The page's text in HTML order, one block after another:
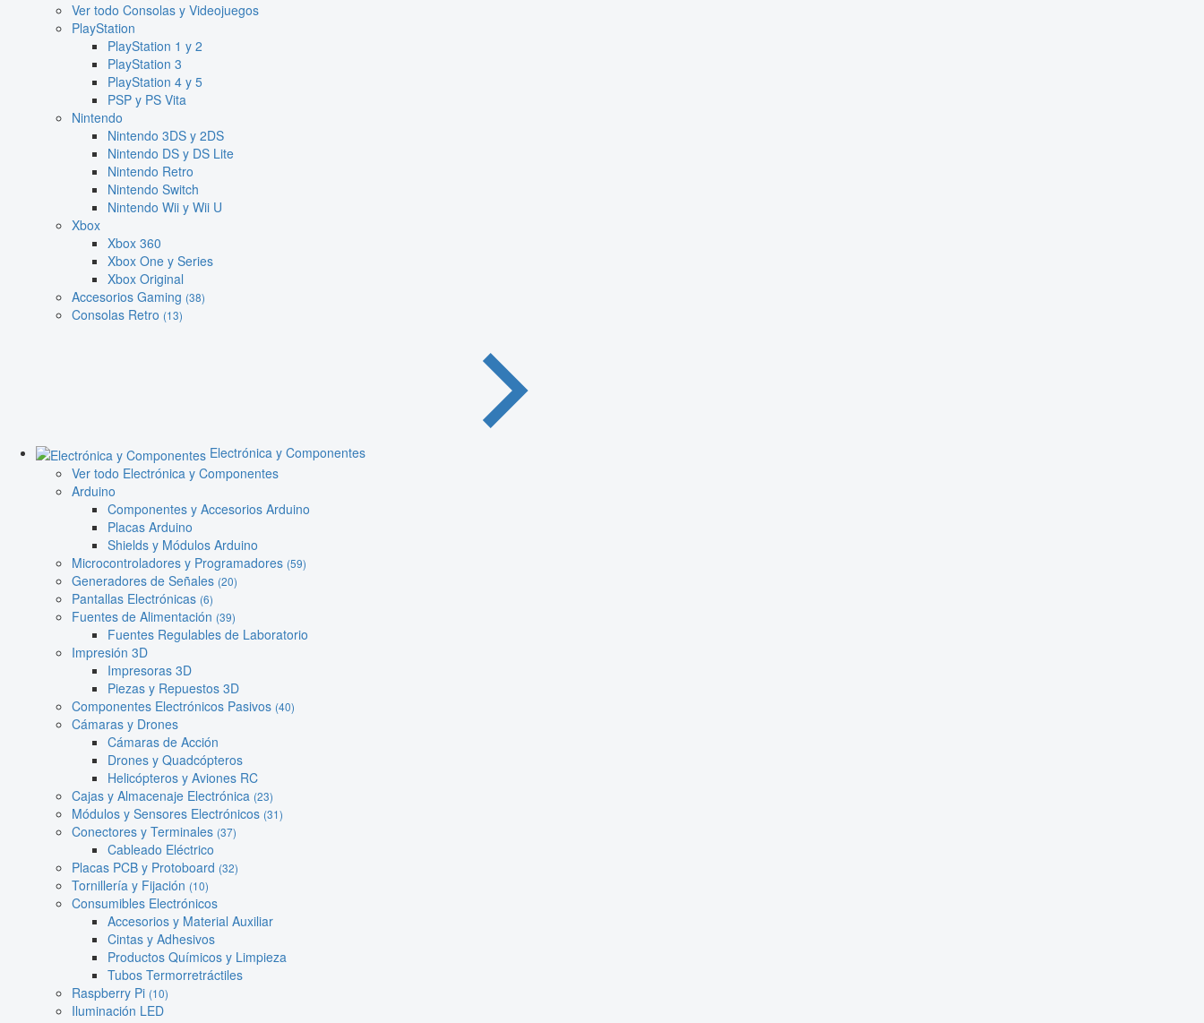
Ver todo Consolas y Videojuegos
PlayStation
PlayStation 1 y 2
PlayStation 3
PlayStation 4 y 5
PSP y PS Vita
Nintendo
Nintendo 3DS y 2DS
Nintendo DS y DS Lite
Nintendo Retro
Nintendo Switch
Nintendo Wii y Wii U
Xbox
Xbox 360
Xbox One y Series
Xbox Original
Accesorios Gaming (38)
Consolas Retro (13)
Electrónica y Componentes
Ver todo Electrónica y Componentes
Arduino
Componentes y Accesorios Arduino
Placas Arduino
Shields y Módulos Arduino
Microcontroladores y Programadores (59)
Generadores de Señales (20)
Pantallas Electrónicas (6)
Fuentes de Alimentación (39)
Fuentes Regulables de Laboratorio
Impresión 3D
Impresoras 3D
Piezas y Repuestos 3D
Componentes Electrónicos Pasivos (40)
Cámaras y Drones
Cámaras de Acción
Drones y Quadcópteros
Helicópteros y Aviones RC
Cajas y Almacenaje Electrónica (23)
Módulos y Sensores Electrónicos (31)
Conectores y Terminales (37)
Cableado Eléctrico
Placas PCB y Protoboard (32)
Tornillería y Fijación (10)
Consumibles Electrónicos
Accesorios y Material Auxiliar
Cintas y Adhesivos
Productos Químicos y Limpieza
Tubos Termorretráctiles
Raspberry Pi (10)
Iluminación LED